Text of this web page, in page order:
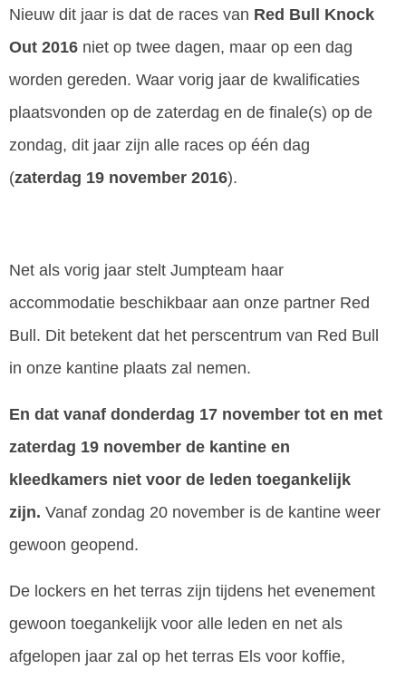
Nieuw dit jaar is dat de races van Red Bull Knock
Out 2016 niet op twee dagen, maar op een dag
worden gereden. Waar vorig jaar de kwalificaties
plaatsvonden op de zaterdag en de finale(s) op de
zondag, dit jaar zijn alle races op één dag
(zaterdag 19 november 2016).
Net als vorig jaar stelt Jumpteam haar
accommodatie beschikbaar aan onze partner Red
Bull. Dit betekent dat het perscentrum van Red Bull
in onze kantine plaats zal nemen.
En dat vanaf donderdag 17 november tot en met
zaterdag 19 november de kantine en
kleedkamers niet voor de leden toegankelijk
zijn. Vanaf zondag 20 november is de kantine weer
gewoon geopend.
De lockers en het terras zijn tijdens het evenement
gewoon toegankelijk voor alle leden en net als
afgelopen jaar zal op het terras Els voor koffie,